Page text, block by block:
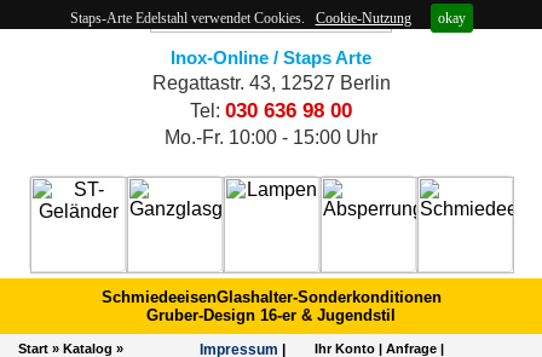
Staps-Arte Edelstahl verwendet Cookies. Cookie-Nutzung okay
Inox-Online / Staps Arte
Regattastr. 43, 12527 Berlin
Tel: 030 636 98 00
Mo.-Fr. 10:00 - 15:00 Uhr
SchmiedeeisenGlashalter-Sonderkonditionen
Gruber-Design 16-er & Jugendstil
Start » Katalog »
Impres­sum Ihr Konto |Anfrage |